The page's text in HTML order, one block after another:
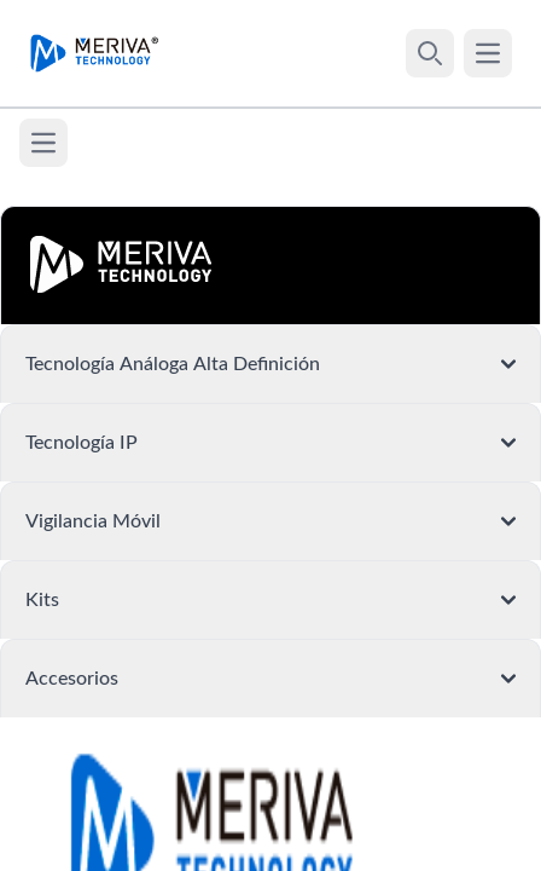
Your Company
Open
Open main menu
Tecnología Análoga Alta Definición
Tecnología IP
Vigilancia Móvil
Kits
Accesorios